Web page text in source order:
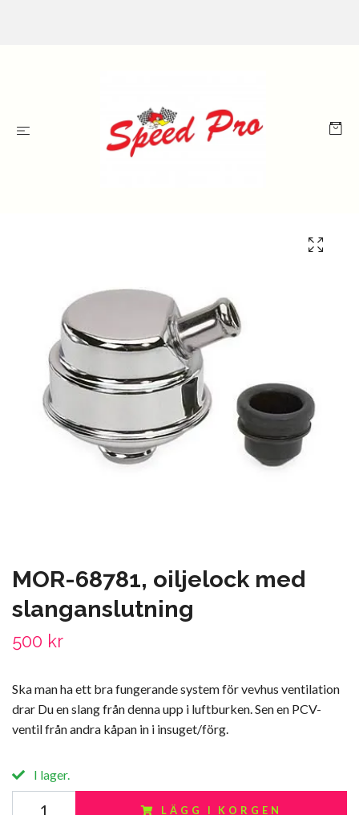
MOR-68781, oiljelock med
slanganslutning
500 kr
Ska man ha ett bra fungerande system för vevhus ventilation
drar Du en slang från denna upp i luftburken. Sen en PCV-
ventil från andra kåpan in i insuget/förg.
I lager.
LÄGG I KORGEN